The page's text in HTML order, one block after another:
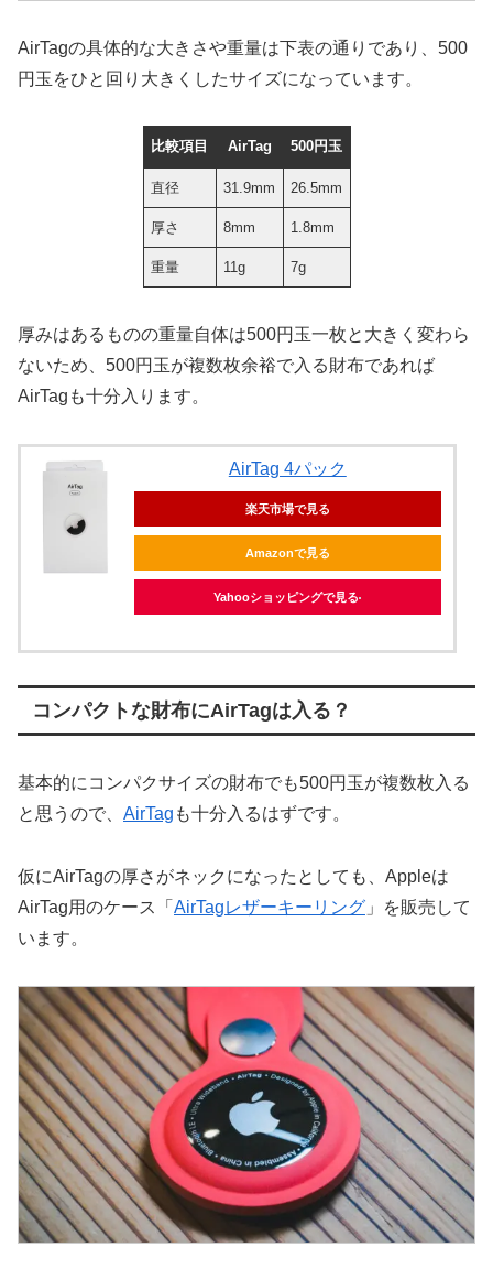
AirTagの具体的な大きさや重量は下表の通りであり、500
円玉をひと回り大きくしたサイズになっています。
比較項目 AirTag 500円玉
直径 31.9mm 26.5mm
厚さ 8mm 1.8mm
重量 11g 7g
厚みはあるものの重量自体は500円玉一枚と大きく変わら
ないため、500円玉が複数枚余裕で入る財布であれば
AirTagも十分入ります。
AirTag 4パック
楽天市場で見る
Amazonで見る
Yahooショッピングで見る
コンパクトな財布にAirTagは入る？
基本的にコンパクサイズの財布でも500円玉が複数枚入る
と思うので、 AirTag も十分入るはずです。
仮にAirTagの厚さがネックになったとしても、Appleは
AirTag用のケース「 AirTagレザーキーリング 」を販売して
います。